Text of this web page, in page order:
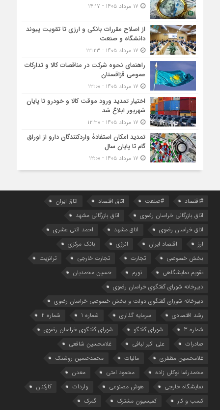
از اصلاح مقررات بانکی و ارزی تا تقویت پیوند
دانشگاه و صنعت
راهنمای نحوه شرکت در مناقصات کالا و تدارکات
عمومی قزاقستان
اختیار تمدید ورود موقت کالا و خودرو تا پایان
شهریور ابلاغ شد
تمدید امکان استفادۀ واردکنندگان دارو از اوراق
گام تا پایان سال
#اقتصاد #صنعت اتاق اقتصاد
اتاق ایران
اتاق بازرگانی خراسان رضوی
اتاق بازرگانی مشهد
اتاق خراسان رضوی
اتاق مشهد
احمد اثنی عشری
ارز
اقتصاد ایران انرژی
بانک مرکزی
بخش خصوصی
تجارت تجارت خارجی
ترانزیت
تقویم نمایشگاهی
تورم
حسین محمدیان
دبیرخانه شورای گفتگوی خراسان رضوی
دبیرخانه شورای گفتگوی دولت و بخش خصوصی خراسان رضوی
رشد اقتصادی
سرمایه گذاری شماره 1
شماره 2
شماره 3
شورای گفتگو
شورای گفتگوی خراسان رضوی
صادرات
علی اکبر لبافی
غلامحسین شافعی
غلامحسین مظفری
مالیات
محمدحسین روشنک
محمدرضا توکلی زاده
محمود امتی
معدن
نمایشگاه خارجی
هوش مصنوعی واردات
کارکنان
کسب و کار
کمیسیون مشترک گمرک